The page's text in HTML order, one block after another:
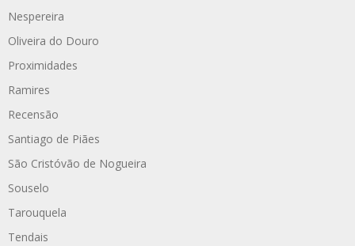
Nespereira
Oliveira do Douro
Proximidades
Ramires
Recensão
Santiago de Piães
São Cristóvão de Nogueira
Souselo
Tarouquela
Tendais